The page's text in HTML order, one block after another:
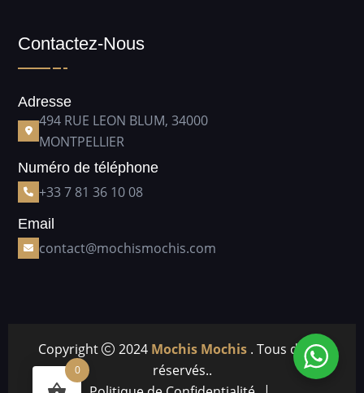
Contactez-Nous
Adresse
494 RUE LEON BLUM, 34000
MONTPELLIER
Numéro de téléphone
+33 7 81 36 10 08
Email
contact@mochismochis.com
Copyright 2024 Mochis Mochis . Tous droits
réservés..
0